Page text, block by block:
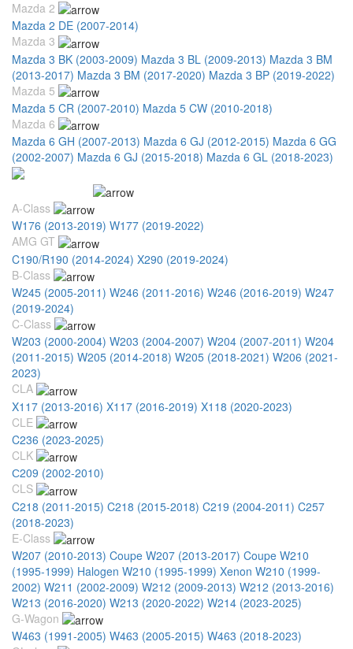
Mazda 2
Mazda 2 DE (2007-2014)
Mazda 3
Mazda 3 BK (2003-2009) Mazda 3 BL (2009-2013) Mazda 3 BM
(2013-2017) Mazda 3 BM (2017-2020) Mazda 3 BP (2019-2022)
Mazda 5
Mazda 5 CR (2007-2010) Mazda 5 CW (2010-2018)
Mazda 6
Mazda 6 GH (2007-2013) Mazda 6 GJ (2012-2015) Mazda 6 GG
(2002-2007) Mazda 6 GJ (2015-2018) Mazda 6 GL (2018-2023)
A-Class
W176 (2013-2019) W177 (2019-2022)
AMG GT
C190/R190 (2014-2024) X290 (2019-2024)
B-Class
W245 (2005-2011) W246 (2011-2016) W246 (2016-2019) W247
(2019-2024)
C-Class
W203 (2000-2004) W203 (2004-2007) W204 (2007-2011) W204
(2011-2015) W205 (2014-2018) W205 (2018-2021) W206 (2021-
2023)
CLA
X117 (2013-2016) X117 (2016-2019) X118 (2020-2023)
CLE
C236 (2023-2025)
CLK
С209 (2002-2010)
CLS
C218 (2011-2015) C218 (2015-2018) C219 (2004-2011) C257
(2018-2023)
E-Class
W207 (2010-2013) Coupe W207 (2013-2017) Coupe W210
(1995-1999) Halogen W210 (1995-1999) Xenon W210 (1999-
2002) W211 (2002-2009) W212 (2009-2013) W212 (2013-2016)
W213 (2016-2020) W213 (2020-2022) W214 (2023-2025)
G-Wagon
W463 (1991-2005) W463 (2005-2015) W463 (2018-2023)